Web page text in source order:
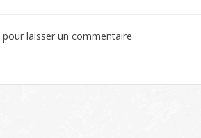
pour laisser un commentaire